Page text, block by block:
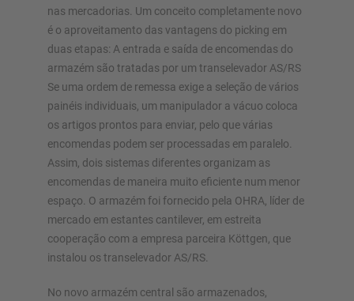
nas mercadorias. Um conceito completamente novo
é o aproveitamento das vantagens do picking em
duas etapas: A entrada e saída de encomendas do
armazém são tratadas por um transelevador AS/RS
Se uma ordem de remessa exige a seleção de vários
painéis individuais, um manipulador a vácuo coloca
os artigos prontos para enviar, pelo que várias
encomendas podem ser processadas em paralelo.
Assim, dois sistemas diferentes organizam as
encomendas de maneira muito eficiente num menor
espaço. O armazém foi fornecido pela OHRA, líder de
mercado em estantes cantilever, em estreita
cooperação com a empresa parceira Köttgen, que
instalou os transelevador AS/RS.
No novo armazém central são armazenados,
Planeie o seu sistema de estantes individualmente com os
nossos configuradores – incluindo pedido direto
Configurar estante agora